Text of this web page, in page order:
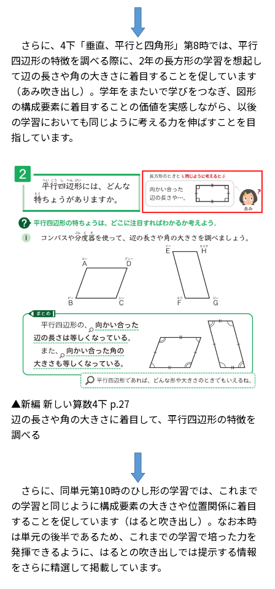
さらに、4下「垂直、平行と四角形」第8時では、平行
四辺形の特徴を調べる際に、2年の長方形の学習を想起し
て辺の長さや角の大きさに着目することを促しています
（あみ吹き出し）。学年をまたいで学びをつなぎ、図形
の構成要素に着目することの価値を実感しながら、以後
の学習においても同じように考える力を伸ばすことを目
指しています。
▲新編 新しい算数4下 p.27
辺の長さや角の大きさに着目して、平行四辺形の特徴を
調べる
さらに、同単元第10時のひし形の学習では、これまで
の学習と同じように構成要素の大きさや位置関係に着目
することを促しています（はると吹き出し）。なお本時
は単元の後半であるため、これまでの学習で培った力を
発揮できるように、はるとの吹き出しでは提示する情報
をさらに精選して掲載しています。